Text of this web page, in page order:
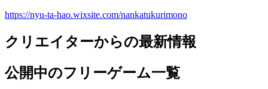
https://nyu-ta-hao.wixsite.com/nankatukurimono
クリエイターからの最新情報
公開中のフリーゲーム一覧